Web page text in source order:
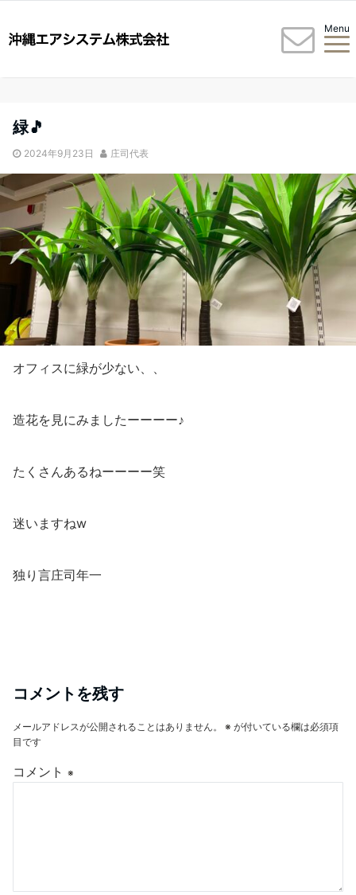
Menu
緑🎵
2024年9月23日 庄司代表
オフィスに緑が少ない、、
造花を見にみましたーーーー♪
たくさんあるねーーーー笑
迷いますねw
独り言庄司年一
コメントを残す
メールアドレスが公開されることはありません。 ※ が付いている欄は必須項
目です
コメント ※